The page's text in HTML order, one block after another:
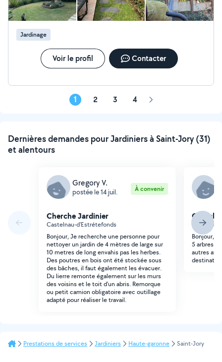
Jardinage
Voir le profil Contacter
1 2 3 4 Page
Dernières demandes pour Jardiniers à Saint-Jory (31)
et alentours
Gregory V.
postée le 14 juil. À convenir
Cherche Jardinier
Castelnau-d'Estrétefonds
Bonjour, Je recherche une personne pour
nettoyer un jardin de 4 mètres de large sur
10 metres de long envahis pas les herbes.
Des poutres en bois ont été stockée sous
des bâches, il faut également les évacuer.
Du lierre remonte également sur les murs
des voisins et le toit d'un abris. Remorque
ou petit camion obligatoire avec outillage
adapté pour réaliser le travail.
Saint-Jory
Bonjour,
5 arbres
autres
Prestations de services Jardiniers Haute-garonne Saint-Jory